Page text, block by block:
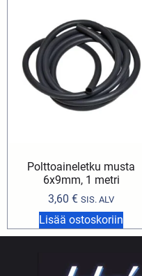
Polttoaineletku musta
6x9mm, 1 metri
3,60 € SIS. ALV
Lisää ostoskoriin